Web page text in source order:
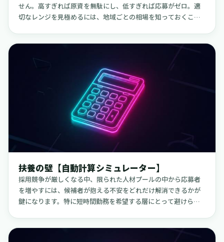
せん。高すぎれば原資を無駄にし、低すぎれば応募がゼロ。適
切なレンジを見極めるには、地域ごとの相場を知っておくこと
ことがスタートラインになります。
扶養の壁【自動計算シミュレーター】
採用競争が厳しくなる中、限られた人材プールの中から応募者
を増やすには、候補者が抱える不安をどれだけ解消できるかが
鍵になります。特に短時間勤務を希望する層にとって避けられ